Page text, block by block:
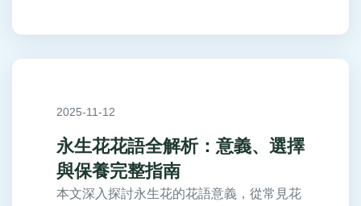
2025-11-12
永生花花語全解析：意義、選擇
與保養完整指南
本文深入探討永生花的花語意義，從常見花